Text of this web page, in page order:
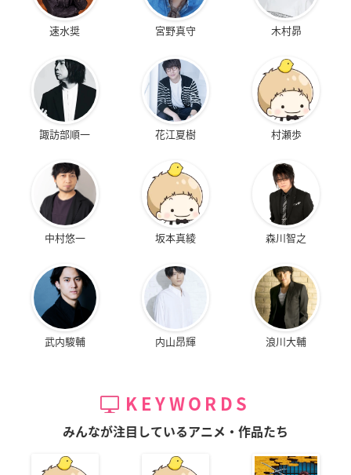
速水奨 宮野真守 木村昴
諏訪部順一 花江夏樹 村瀬歩
中村悠一 坂本真綾 森川智之
武内駿輔 内山昂輝 浪川大輔
KEYWORDS
みんなが注目しているアニメ・作品たち